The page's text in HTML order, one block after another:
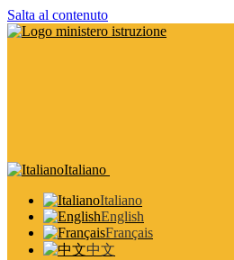
Salta al contenuto
Italiano
Italiano
English
Français
中文